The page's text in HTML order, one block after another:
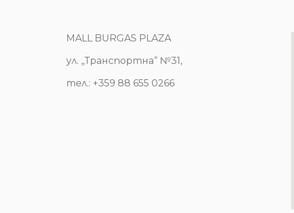
MALL BURGAS PLAZA
ул. ,,Транспортна“ №31,
тел.: +359 88 655 0266